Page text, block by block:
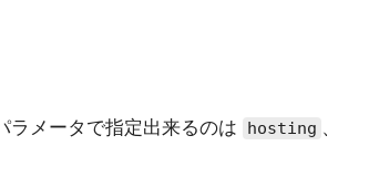
メータで指定出来るのは hosting 、